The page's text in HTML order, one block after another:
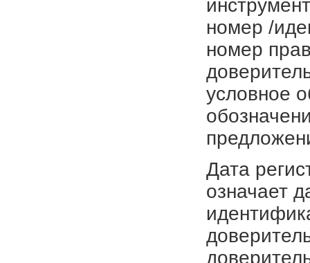
номер /
номер
условное
Дата
означает